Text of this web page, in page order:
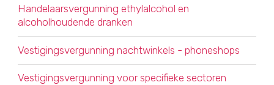
Handelaarsvergunning ethylalcohol en
alcoholhoudende dranken
Vestigingsvergunning nachtwinkels - phoneshops
Vestigingsvergunning voor specifieke sectoren